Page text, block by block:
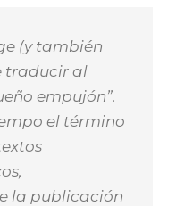
(y también
traducir al
empujón”.
el término
la publicación